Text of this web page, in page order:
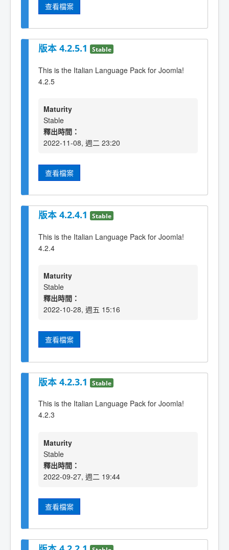
查看檔案
版本 4.2.5.1 Stable
This is the Italian Language Pack for Joomla!
4.2.5
Maturity
Stable
釋出時間：
2022-11-08, 週二 23:20
查看檔案
版本 4.2.4.1 Stable
This is the Italian Language Pack for Joomla!
4.2.4
Maturity
Stable
釋出時間：
2022-10-28, 週五 15:16
查看檔案
版本 4.2.3.1 Stable
This is the Italian Language Pack for Joomla!
4.2.3
Maturity
Stable
釋出時間：
2022-09-27, 週二 19:44
查看檔案